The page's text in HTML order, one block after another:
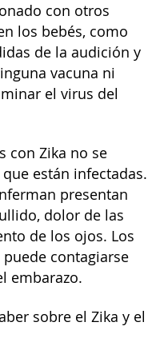
con otros
los bebés, como
de la audición y
vacuna ni
el virus del
con Zika no se
están infectadas.
presentan
dolor de las
de los ojos. Los
contagiarse
embarazo.
sobre el Zika y el